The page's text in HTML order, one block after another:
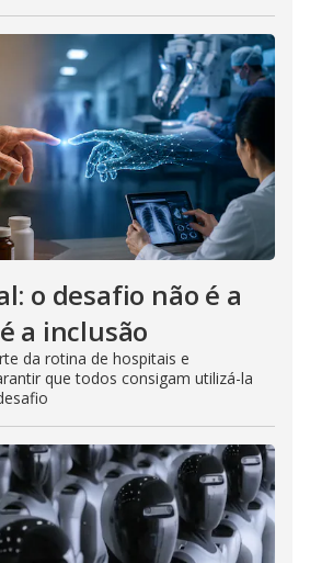
o desafio não é a
a inclusão
da rotina de hospitais e
que todos consigam utilizá-la